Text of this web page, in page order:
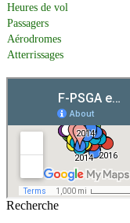
Heures de vol
Passagers
Aérodromes
Atterrissages
Recherche